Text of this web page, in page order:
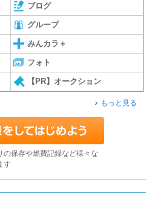
ブログ
グループ
みんカラ＋
フォト
【PR】オークション
もっと見る
の保存や燃費記録など様々な
す